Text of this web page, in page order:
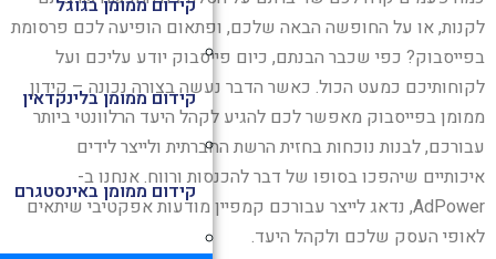
קידום ממומן בלינקדאין
קידום ממומן באינסטגרם
או על החופשה הבאה שלכם, ופתאום הופיעה לכם פרסומת
כפי שכבר הבנתם, כיום פייסבוק יודע עליכם ועל
כמעט הכול. כאשר הדבר נעשה בצורה נכונה – קידון
בפייסבוק מאפשר לכם להגיע לקהל היעד הרלוונטי ביותר
לבנות נוכחות בחזית הרשת החברתית ולייצר לידים
שיהפכו בסופו של דבר להכנסות ורווח. אנחנו ב-
AdPower, נדאג לייצר עבורכם קמפיין מודעות אפקטיבי שיתאים
העסק שלכם ולקהל היעד.